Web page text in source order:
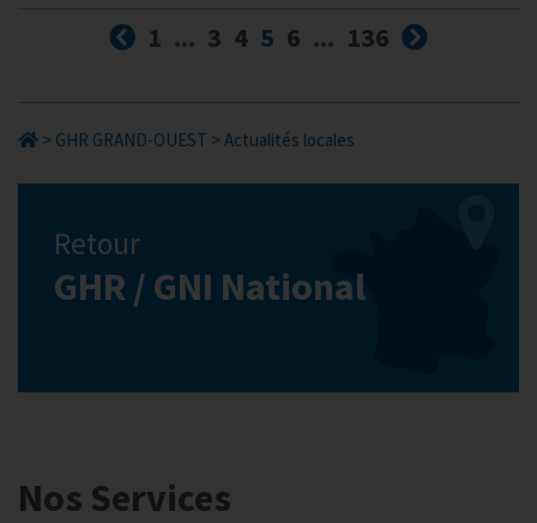
Précédent
1 ... 3 4 5 (courante)
6 ... 136
> GHR GRAND-OUEST > Actualités locales
Retour
GHR / GNI National
Nos Services